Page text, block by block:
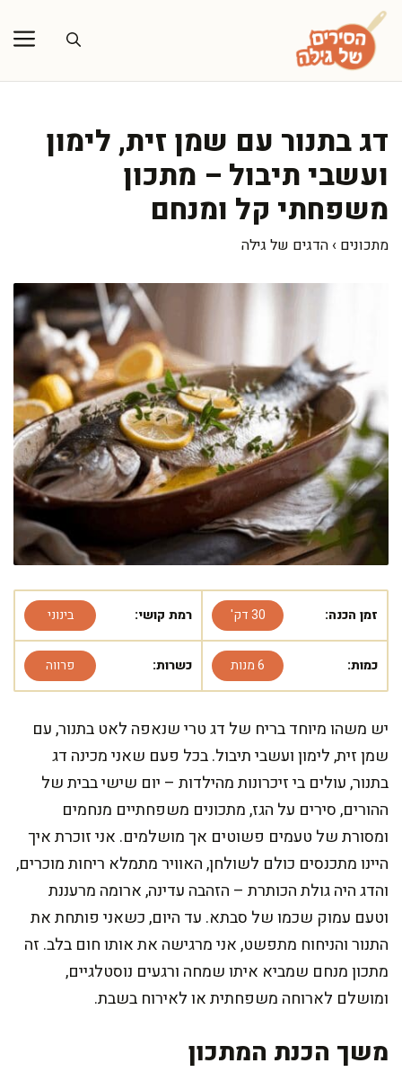
לדלג
לתוכן
דג בתנור עם שמן זית, לימון
ועשבי תיבול – מתכון
משפחתי קל ומנחם
מתכונים › הדגים של גילה
זמן הכנה: 30 דק' רמת קושי: בינוני
כמות: 6 מנות כשרות: פרווה
יש משהו מיוחד בריח של דג טרי שנאפה לאט בתנור, עם
שמן זית, לימון ועשבי תיבול. בכל פעם שאני מכינה דג
בתנור, עולים בי זיכרונות מהילדות – יום שישי בבית של
ההורים, סירים על הגז, מתכונים משפחתיים מנחמים
ומסורת של טעמים פשוטים אך מושלמים. אני זוכרת איך
היינו מתכנסים כולם לשולחן, האוויר מתמלא ריחות מוכרים,
והדג היה גולת הכותרת – הזהבה עדינה, ארומה מרעננת
וטעם עמוק שכמו של סבתא. עד היום, כשאני פותחת את
התנור והניחוח מתפשט, אני מרגישה את אותו חום בלב. זה
מתכון מנחם שמביא איתו שמחה ורגעים נוסטלגיים,
ומושלם לארוחה משפחתית או לאירוח בשבת.
משך הכנת המתכון